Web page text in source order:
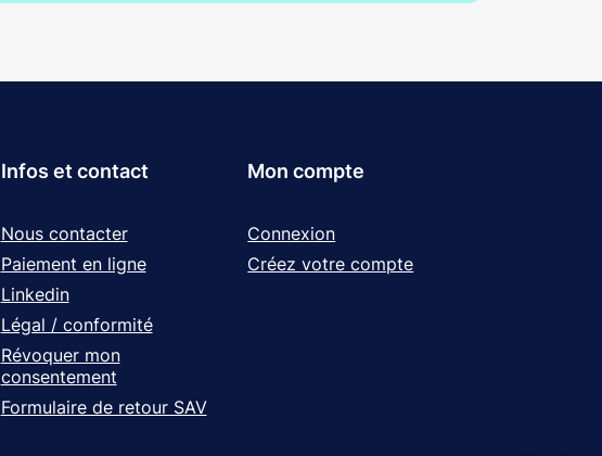
Infos et contact
Nous contacter
Paiement en ligne
Linkedin
Légal / conformité
Révoquer mon
consentement
Formulaire de retour SAV
Mon compte
Connexion
Créez votre compte